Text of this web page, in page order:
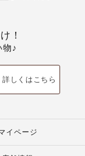
！
物♪
詳しくはこちら
イページ